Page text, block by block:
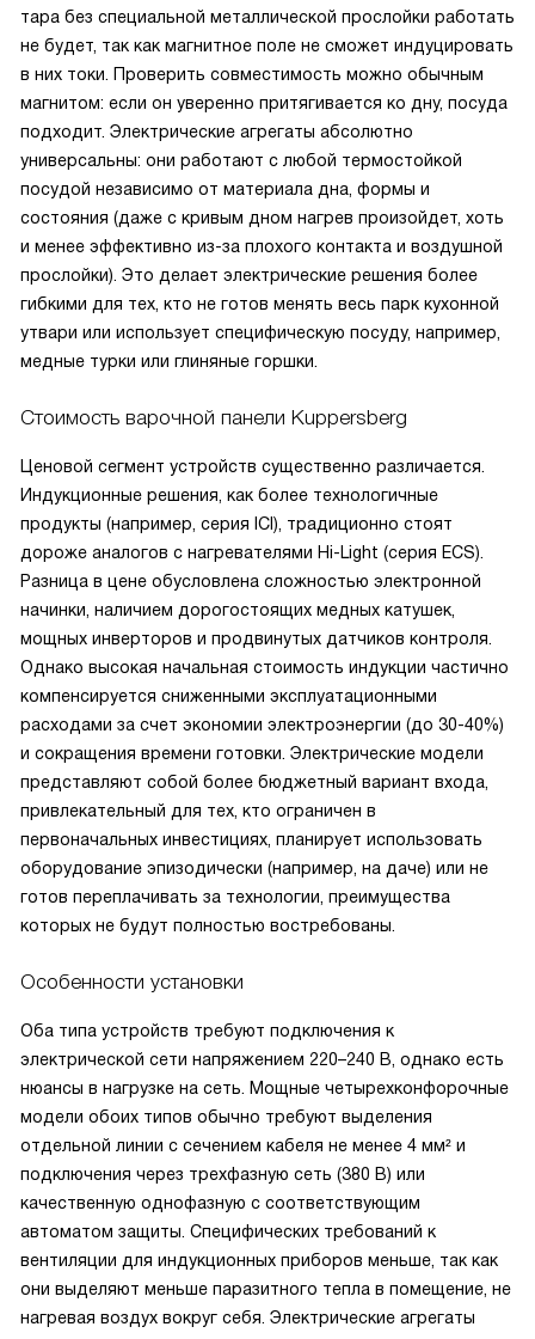
тара без специальной металлической прослойки работать
не будет, так как магнитное поле не сможет индуцировать
в них токи. Проверить совместимость можно обычным
магнитом: если он уверенно притягивается ко дну, посуда
подходит. Электрические агрегаты абсолютно
универсальны: они работают с любой термостойкой
посудой независимо от материала дна, формы и
состояния (даже с кривым дном нагрев произойдет, хоть
и менее эффективно из-за плохого контакта и воздушной
прослойки). Это делает электрические решения более
гибкими для тех, кто не готов менять весь парк кухонной
утвари или использует специфическую посуду, например,
медные турки или глиняные горшки.
Стоимость варочной панели Kuppersberg
Ценовой сегмент устройств существенно различается.
Индукционные решения, как более технологичные
продукты (например, серия ICI), традиционно стоят
дороже аналогов с нагревателями Hi-Light (серия ECS).
Разница в цене обусловлена сложностью электронной
начинки, наличием дорогостоящих медных катушек,
мощных инверторов и продвинутых датчиков контроля.
Однако высокая начальная стоимость индукции частично
компенсируется сниженными эксплуатационными
расходами за счет экономии электроэнергии (до 30-40%)
и сокращения времени готовки. Электрические модели
представляют собой более бюджетный вариант входа,
привлекательный для тех, кто ограничен в
первоначальных инвестициях, планирует использовать
оборудование эпизодически (например, на даче) или не
готов переплачивать за технологии, преимущества
которых не будут полностью востребованы.
Особенности установки
Оба типа устройств требуют подключения к
электрической сети напряжением 220–240 В, однако есть
нюансы в нагрузке на сеть. Мощные четырехконфорочные
модели обоих типов обычно требуют выделения
отдельной линии с сечением кабеля не менее 4 мм² и
подключения через трехфазную сеть (380 В) или
качественную однофазную с соответствующим
автоматом защиты. Специфических требований к
вентиляции для индукционных приборов меньше, так как
они выделяют меньше паразитного тепла в помещение, не
нагревая воздух вокруг себя. Электрические агрегаты